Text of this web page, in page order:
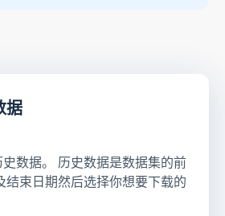
据
数据。 历史数据是数据集的前
结束日期然后选择你想要下载的